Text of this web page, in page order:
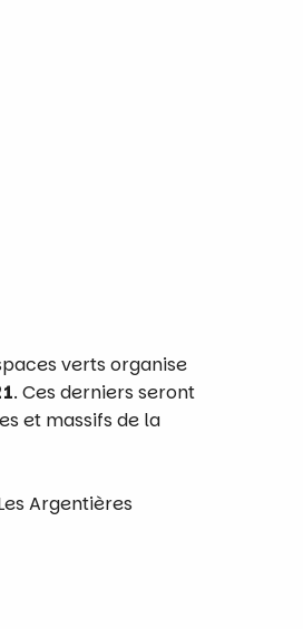
verts organise
. Ces derniers seront
et massifs de la
Argentières